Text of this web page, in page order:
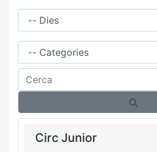
Dies
Família
Cerca
Circ Junior